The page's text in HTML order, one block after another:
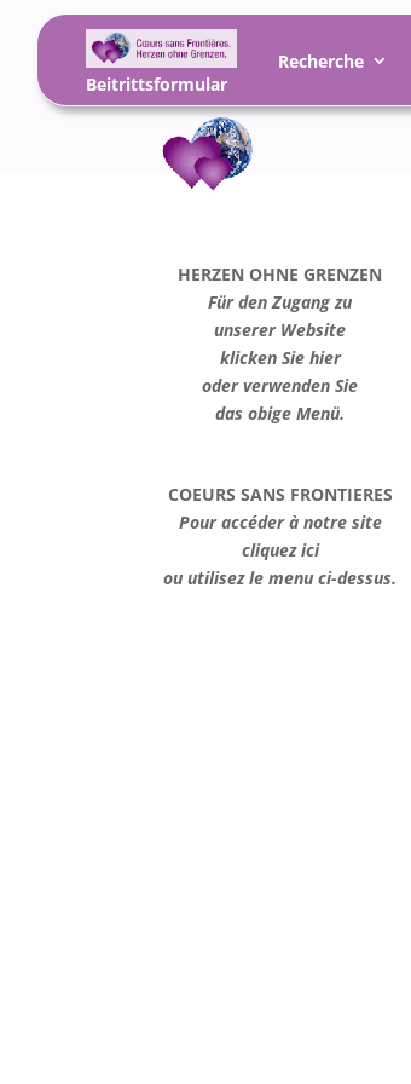
Recherche
Beitrittsformular
HERZEN OHNE GRENZEN
Für den Zugang zu
unserer Website
klicken Sie hier
oder verwenden Sie
das obige Menü.
COEURS SANS FRONTIERES
Pour accéder à notre site
cliquez ici
ou utilisez le menu ci-dessus.